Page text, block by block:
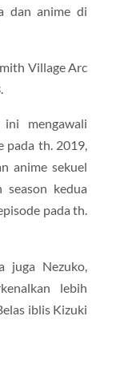
dan anime di
Village Arc
mengawali
pada th. 2019,
anime sekuel
kedua
pada th.
juga Nezuko,
lebih
iblis Kizuki